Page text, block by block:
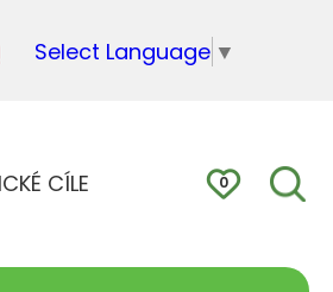
Select Language ▼
CÍLE 0